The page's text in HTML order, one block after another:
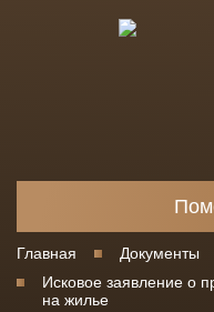
Главная Документы
Исковое заявление о
на жилье